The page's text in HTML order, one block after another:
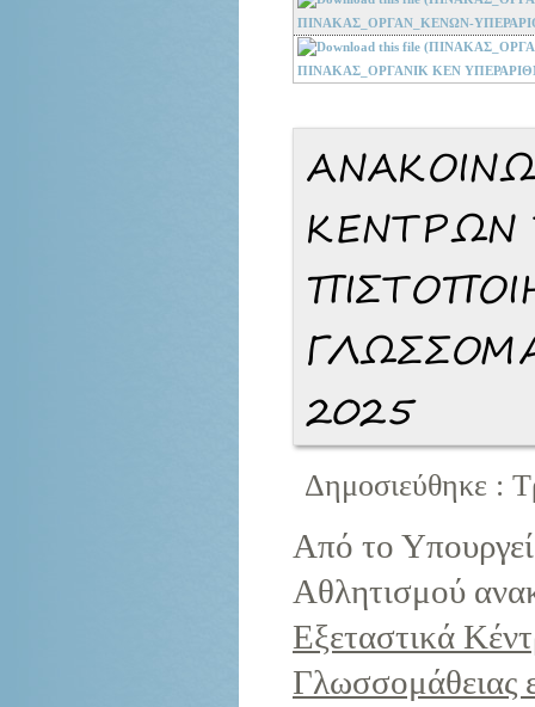
ΠΙΝΑΚΑΣ_ΟΡΓΑΝ_ΚΕΝΩΝ-
ΠΙΝΑΚΑΣ_ΟΡΓΑΝΙΚ ΚΕΝ
ΚΕΝΤΡΩΝ
2025
Δημοσιεύθηκε :
Από το
Αθλητισμού
Εξεταστικά
Γλωσσομάθειας